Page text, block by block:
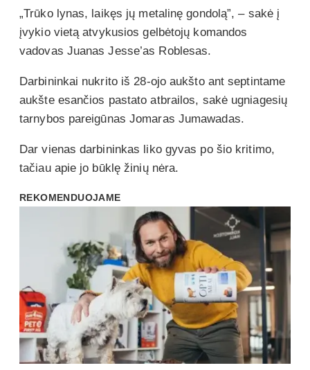
„Trūko lynas, laikęs jų metalinę gondolą”, – sakė į
įvykio vietą atvykusios gelbėtojų komandos
vadovas Juanas Jesse’as Roblesas.
Darbininkai nukrito iš 28-ojo aukšto ant septintame
aukšte esančios pastato atbrailos, sakė ugniagesių
tarnybos pareigūnas Jomaras Jumawadas.
Dar vienas darbininkas liko gyvas po šio kritimo,
tačiau apie jo būklę žinių nėra.
REKOMENDUOJAME